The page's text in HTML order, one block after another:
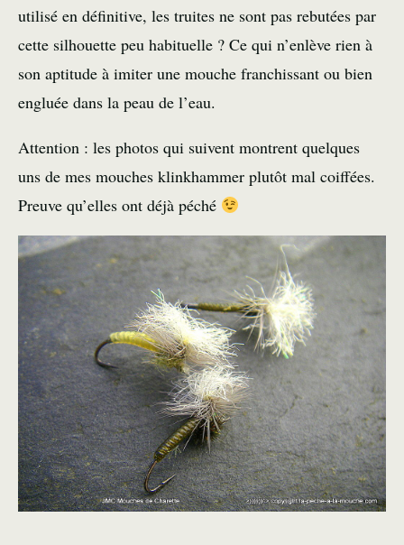
utilisé en définitive, les truites ne sont pas rebutées par
cette silhouette peu habituelle ? Ce qui n’enlève rien à
son aptitude à imiter une mouche franchissant ou bien
engluée dans la peau de l’eau.
Attention : les photos qui suivent montrent quelques
uns de mes mouches klinkhammer plutôt mal coiffées.
Preuve qu’elles ont déjà péché